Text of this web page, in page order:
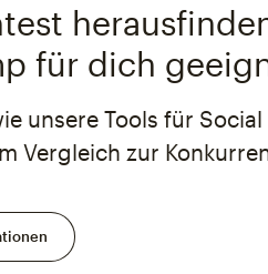
für dich
unsere Tools für
Vergleich zur